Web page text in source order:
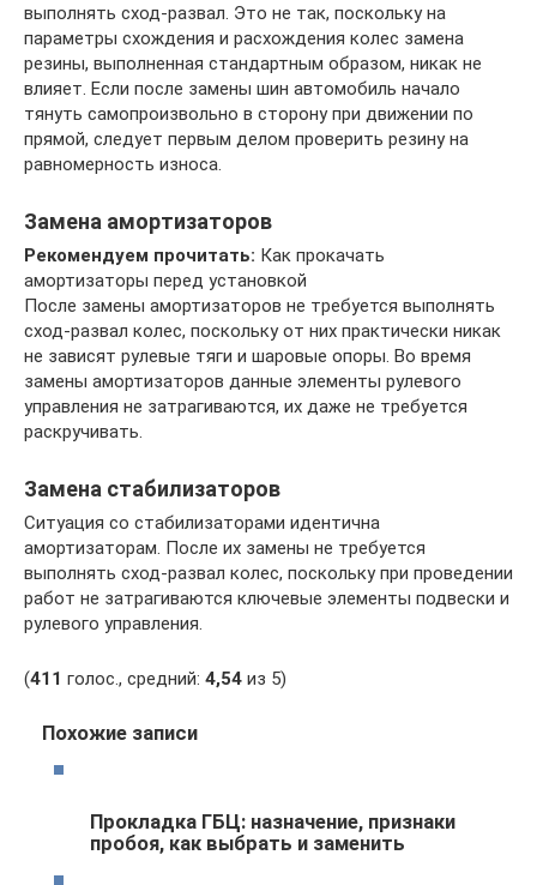
выполнять сход-развал. Это не так, поскольку на
параметры схождения и расхождения колес замена
резины, выполненная стандартным образом, никак не
влияет. Если после замены шин автомобиль начало
тянуть самопроизвольно в сторону при движении по
прямой, следует первым делом проверить резину на
равномерность износа.
Замена амортизаторов
Рекомендуем прочитать: Как прокачать
амортизаторы перед установкой
После замены амортизаторов не требуется выполнять
сход-развал колес, поскольку от них практически никак
не зависят рулевые тяги и шаровые опоры. Во время
замены амортизаторов данные элементы рулевого
управления не затрагиваются, их даже не требуется
раскручивать.
Замена стабилизаторов
Ситуация со стабилизаторами идентична
амортизаторам. После их замены не требуется
выполнять сход-развал колес, поскольку при проведении
работ не затрагиваются ключевые элементы подвески и
рулевого управления.
(411 голос., средний: 4,54 из 5)
Похожие записи
Прокладка ГБЦ: назначение, признаки
пробоя, как выбрать и заменить